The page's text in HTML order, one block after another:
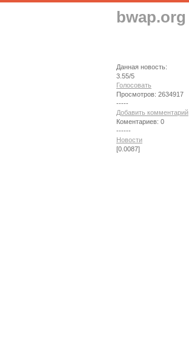
bwap.org
Данная новость:
3.55/5
Голосовать
Просмотров: 2634917
-----
Добавить комментарий
Коментариев: 0
------
Новости
[0.0087]